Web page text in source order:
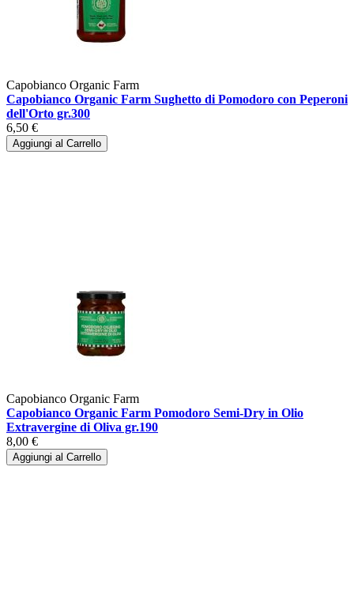
Capobianco Organic Farm
Capobianco Organic Farm Sughetto di Pomodoro con Peperoni
dell'Orto gr.300
6,50 €
Aggiungi al Carrello
Capobianco Organic Farm
Capobianco Organic Farm Pomodoro Semi-Dry in Olio
Extravergine di Oliva gr.190
8,00 €
Aggiungi al Carrello